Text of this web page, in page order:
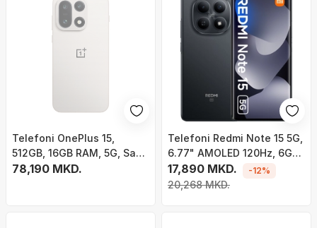
Telefoni OnePlus 15,
512GB, 16GB RAM, 5G, Sand
Storm
78,190 MKD.
Telefoni Redmi Note 15 5G,
6.77" AMOLED 120Hz, 6GB
RAM 128GB, i zi
17,890 MKD.
20,268 MKD.
-12%